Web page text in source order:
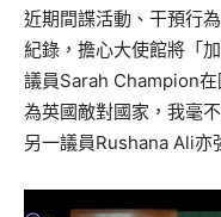
近期間諜活動、干預行
紀錄，擔心大使館將「
議員Sarah Champion
為英國敵對國家，我毫
另一議員Rushana Ali亦